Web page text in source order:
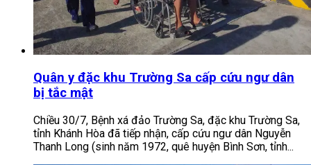
Quân y đặc khu Trường Sa cấp cứu ngư dân
bị tắc mật
Chiều 30/7, Bệnh xá đảo Trường Sa, đặc khu Trường Sa,
tỉnh Khánh Hòa đã tiếp nhận, cấp cứu ngư dân Nguyễn
Thanh Long (sinh năm 1972, quê huyện Bình Sơn, tỉnh...